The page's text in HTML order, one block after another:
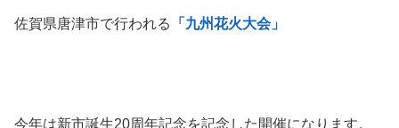
佐賀県唐津市で行われる 「九州花火大会」
今年は新市誕生20周年記念を記念した開催になります。